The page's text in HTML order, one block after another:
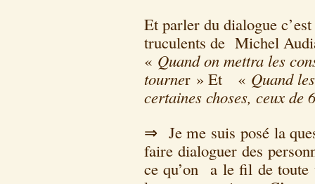
Et parler du dialogue
truculents de Michel
« Quand on mettra les
tourner » Et « Quand
certaines choses, ceux de
⇒ Je me suis posé la
faire dialoguer des
ce qu’on a le fil de toute